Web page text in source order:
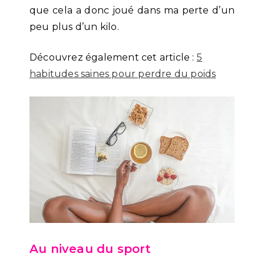
que cela a donc joué dans ma perte d’un
peu plus d’un kilo.
Découvrez également cet article : 5
habitudes saines pour perdre du poids
Au niveau du sport